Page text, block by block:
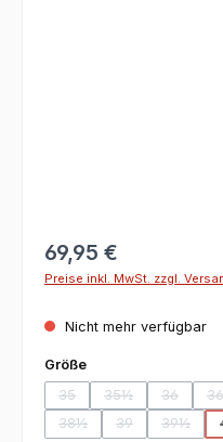
69,95 €
Preise inkl. MwSt. zzgl.
Nicht mehr verfügbar
Größeauswählen
35
(Diese Option ist zurzeit
35½
(Diese Option ist
36
(Diese
38½
(Diese Option ist zurzeit
39
(Diese Option
39½
(Diese